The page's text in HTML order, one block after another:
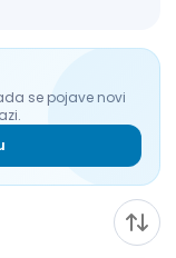
se pojave novi